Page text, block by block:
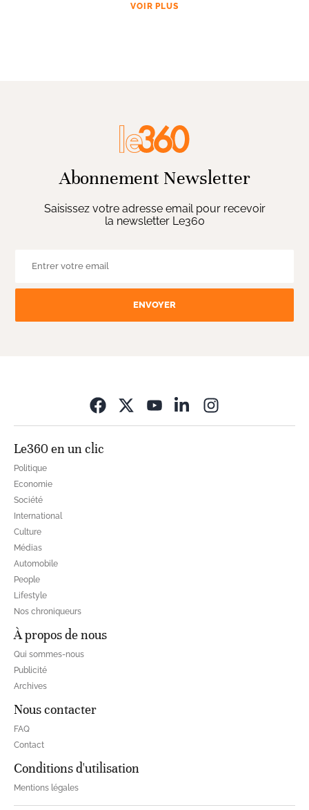
VOIR PLUS
Abonnement Newsletter
Saisissez votre adresse email pour recevoir
la newsletter Le360
ENVOYER
Le360 en un clic
Politique
Economie
Société
International
Culture
Médias
Automobile
People
Lifestyle
Nos chroniqueurs
À propos de nous
Qui sommes-nous
Publicité
Archives
Nous contacter
FAQ
Contact
Conditions d'utilisation
Mentions légales